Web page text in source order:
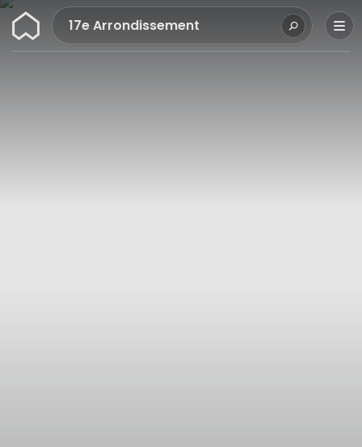
Wunderflats17e Arrondissement